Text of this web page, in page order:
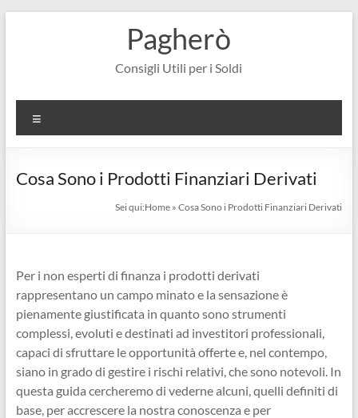
Pagherò
Consigli Utili per i Soldi
Cosa Sono i Prodotti Finanziari Derivati
Sei qui:Home »Cosa Sono i Prodotti Finanziari Derivati
Per i non esperti di finanza i prodotti derivati
rappresentano un campo minato e la sensazione è
pienamente giustificata in quanto sono strumenti
complessi, evoluti e destinati ad investitori professionali,
capaci di sfruttare le opportunità offerte e, nel contempo,
siano in grado di gestire i rischi relativi, che sono notevoli. In
questa guida cercheremo di vederne alcuni, quelli definiti di
base, per accrescere la nostra conoscenza e per